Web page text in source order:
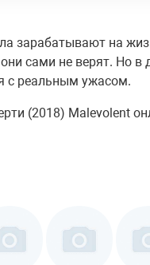
зарабатывают на
сами не верят. Но в
с реальным ужасом.
(2018) Malevolent